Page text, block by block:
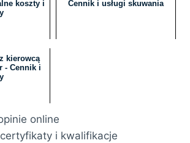
koszty i
Cennik i usługi skuwania
kierowcą
- Cennik i
online
i kwalifikacje